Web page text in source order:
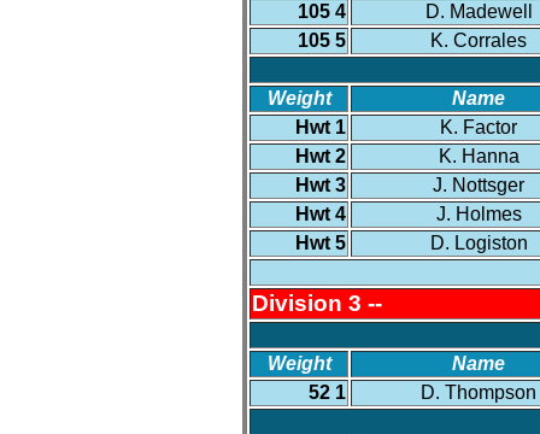
105 4
D. Madewell
105 5
K. Corrales
Weight
Name
Hwt 1
K. Factor
Hwt 2
K. Hanna
Hwt 3
J. Nottsger
Hwt 4
J. Holmes
Hwt 5
D. Logiston
Division 3 --
Weight
Name
52 1
D. Thompson